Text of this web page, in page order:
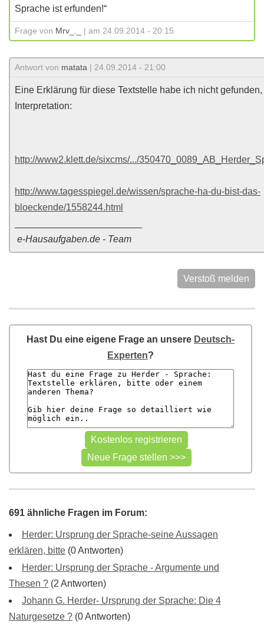
Sprache ist erfunden!“
Frage von Mrv_._ | am 24.09.2014 - 20:15
Antwort von matata | 24.09.2014 - 21:00
Eine Erklärung für diese Textstelle habe ich nicht
Interpretation:
http://www2.klett.de/sixcms/.../
http://www.tagesspiegel.de/wissen/sprache-ha-du-bist-das-
bloeckende/1558244.html
e-Hausaufgaben.de - Team
Verstoß melden
Hast Du eine eigene Frage an unsere Deutsch-
Experten?
691 ähnliche Fragen im Forum:
Herder: Ursprung der Sprache-seine Aussagen
erklären, bitte (0 Antworten)
Herder: Ursprung der Sprache - Argumente und
Thesen ? (2 Antworten)
Johann G. Herder- Ursprung der Sprache: Die 4
Naturgesetze ? (0 Antworten)